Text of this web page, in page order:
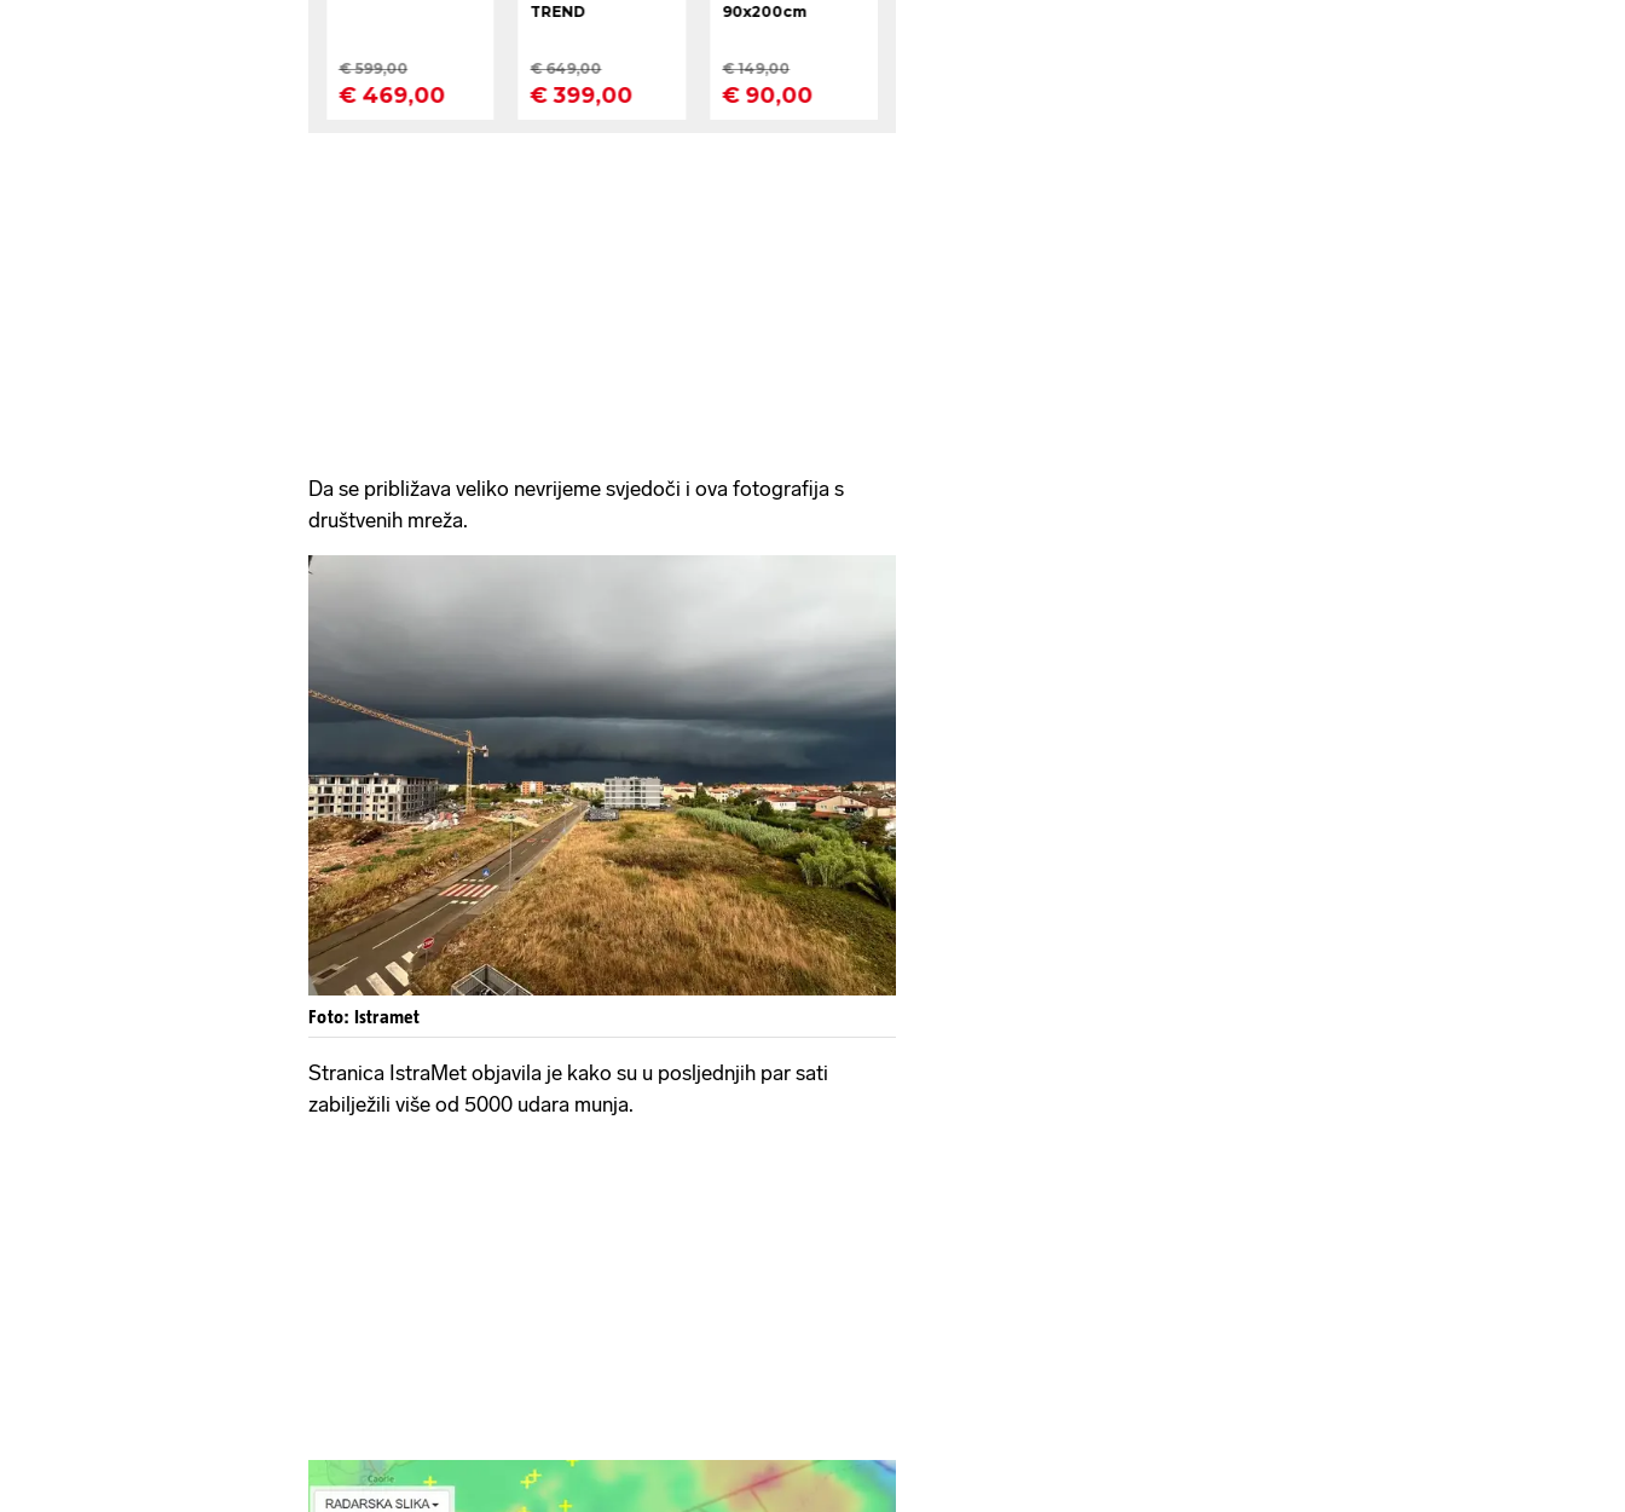
Da se približava veliko nevrijeme svjedoči i ova fotografija s
društvenih mreža.
Foto: Istramet
Stranica IstraMet objavila je kako su u posljednjih par sati
zabilježili više od 5000 udara munja.